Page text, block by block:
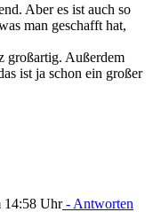
Aber es ist auch so
man geschafft hat,
großartig. Außerdem
ist ja schon ein großer
14:58 Uhr- Antworten